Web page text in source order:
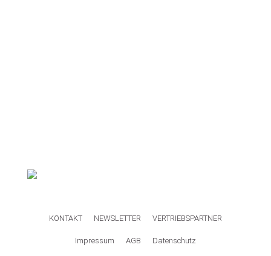
KONTAKT NEWSLETTER VERTRIEBSPARTNER
Impressum AGB Datenschutz